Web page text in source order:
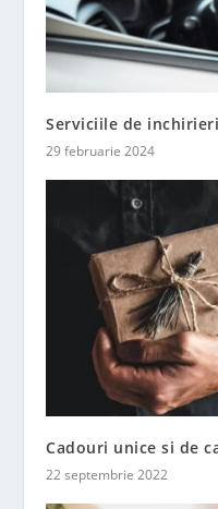
Serviciile de
29 februarie 2024
Cadouri unice si de
22 septembrie 2022